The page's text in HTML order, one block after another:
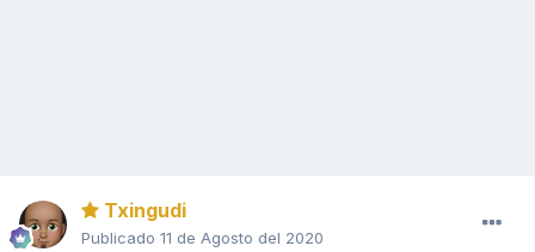
Txingudi
Publicado 11 de Agosto del 2020